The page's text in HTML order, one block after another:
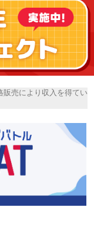
売により収入を得てい